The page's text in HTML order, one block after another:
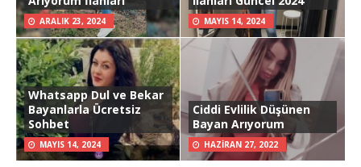
ARALIK 23, 2024 MAYIS 14, 2024
Whatsapp Dul ve Bekar
Bayanlarla Ücretsiz
Sohbet
MAYIS 14, 2024
Ciddi Evlilik Düşünen
Bayan Arıyorum
HAZIRAN 27, 2022